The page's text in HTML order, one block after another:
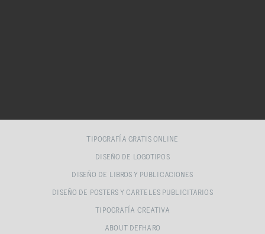
TIPOGRAFÍA GRATIS ONLINE
DISEÑO DE LOGOTIPOS
DISEÑO DE LIBROS Y PUBLICACIONES
DISEÑO DE POSTERS Y CARTELES PUBLICITARIOS
TIPOGRAFÍA CREATIVA
ABOUT DEFHARO